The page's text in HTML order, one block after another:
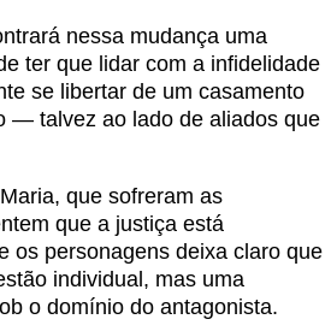
nessa mudança uma
ter que lidar com a infidelidade
se libertar de um casamento
— talvez ao lado de aliados que
que sofreram as
que a justiça está
os personagens deixa claro que
individual, mas uma
o domínio do antagonista.